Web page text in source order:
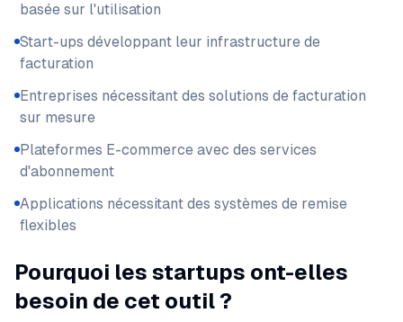
basée sur l'utilisation
Start-ups développant leur infrastructure de
facturation
Entreprises nécessitant des solutions de facturation
sur mesure
Plateformes E-commerce avec des services
d'abonnement
Applications nécessitant des systèmes de remise
flexibles
Pourquoi les startups ont-elles
besoin de cet outil ?